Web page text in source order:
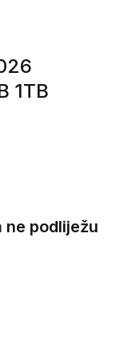
1TB
ne podliježu